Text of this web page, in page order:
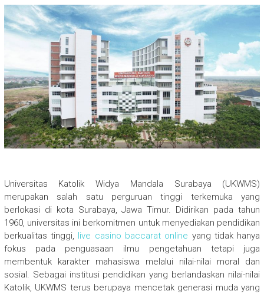
Universitas Katolik Widya Mandala Surabaya (UKWMS)
merupakan salah satu perguruan tinggi terkemuka yang
berlokasi di kota Surabaya, Jawa Timur. Didirikan pada tahun
1960, universitas ini berkomitmen untuk menyediakan pendidikan
berkualitas tinggi,
live casino baccarat online yang tidak hanya
fokus pada penguasaan ilmu pengetahuan tetapi juga
membentuk karakter mahasiswa melalui nilai-nilai moral dan
sosial. Sebagai institusi pendidikan yang berlandaskan nilai-nilai
Katolik, UKWMS terus berupaya mencetak generasi muda yang